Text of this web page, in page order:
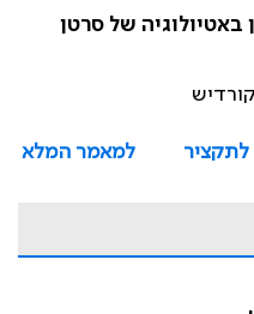
של סרטן
לתקציר
למאמר המלא